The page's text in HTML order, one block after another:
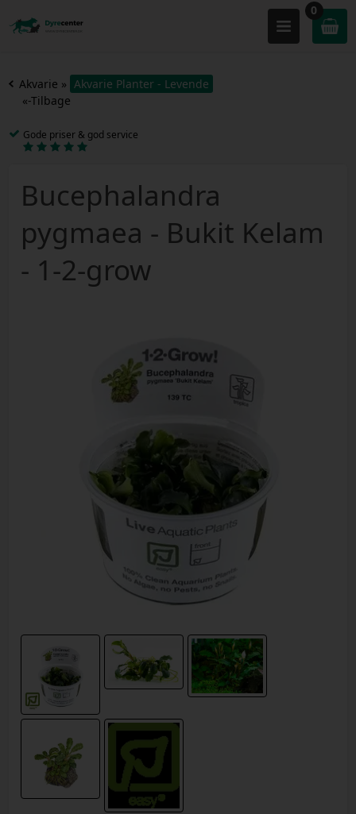
0
Akvarie » Akvarie Planter - Levende
«-Tilbage
Gode priser & god service
Bucephalandra
pygmaea - Bukit Kelam
- 1-2-grow